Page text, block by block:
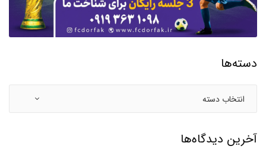
دسته‌ها
آخرین دیدگاه‌ها